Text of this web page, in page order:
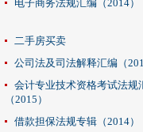
电子商务法规汇编（2014）
二手房买卖
公司法及司法解释汇编（
会计专业技术资格考试法规
（2015）
借款担保法规专辑（2014）